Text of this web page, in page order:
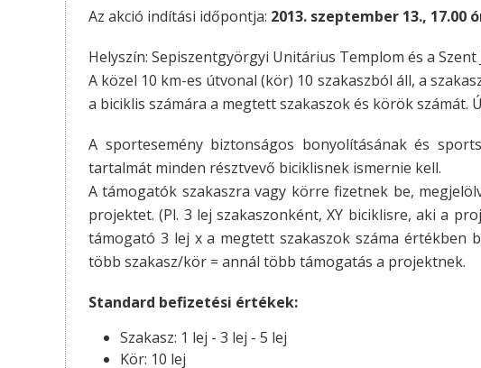
Az akció indítási időpontja: 2013. szeptember 13., 17.00
Helyszín: Sepiszentgyörgyi Unitárius Templom és a
A közel 10 km-es útvonal (kör) 10 szakaszból áll, a
a biciklis számára a megtett szakaszok és körök
A sportesemény biztonságos bonyolításának és
tartalmát minden résztvevő biciklisnek ismernie kell.
A támogatók szakaszra vagy körre fizetnek be,
projektet. (Pl. 3 lej szakaszonként, XY biciklisre, aki a
támogató 3 lej x a megtett szakaszok száma értékben
több szakasz/kör = annál több támogatás a projektnek.
Standard befizetési értékek:
Szakasz: 1 lej - 3 lej - 5 lej
Kör: 10 lej